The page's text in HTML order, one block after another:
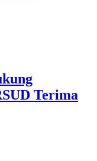
Terima